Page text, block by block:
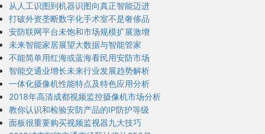
从人工识图到机器识图向真正智能迈进
打破外资垄断数字化手术室不是奢侈品
安防联网平台未饱和市场规模扩展激增
未来智能家居展望大数据与智能管家
不能简单用红海或蓝海看民用安防市场
智能交通业增长未来行业发展趋势解析
一体化摄像机性能特点及特色应用分析
2018年高清成都视频监控摄像机市场分析
教你认识和检验安防产品的IP防护等级
面板很重要购买视频监视器九大技巧